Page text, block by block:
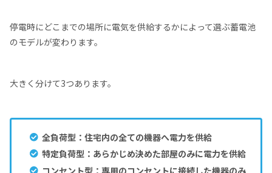
停電時にどこまでの場所に電気を供給するかによって選ぶ蓄電池
のモデルが変わります。
大きく分けて3つあります。
全負荷型：住宅内の全ての機器へ電力を供給
特定負荷型：あらかじめ決めた部屋のみに電力を供給